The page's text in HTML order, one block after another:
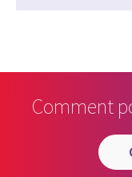
Comment